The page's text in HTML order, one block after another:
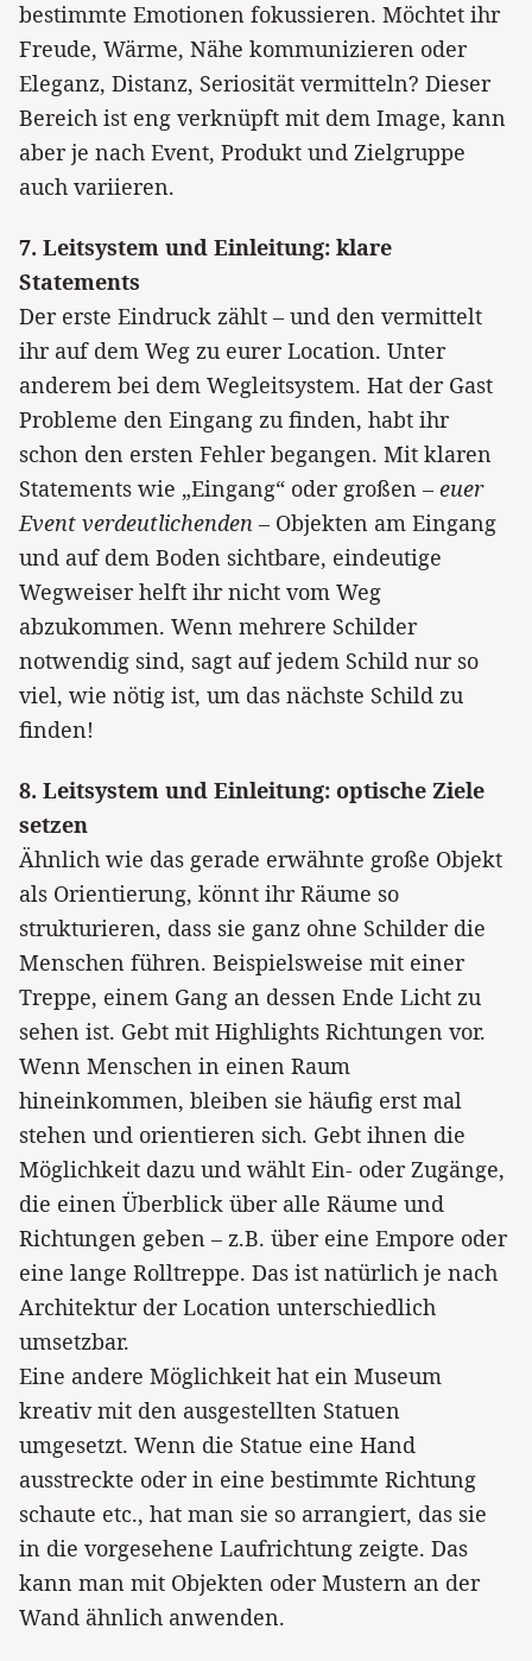
bestimmte Emotionen fokussieren. Möchtet ihr
Freude, Wärme, Nähe kommunizieren oder
Eleganz, Distanz, Seriosität vermitteln? Dieser
Bereich ist eng verknüpft mit dem Image, kann
aber je nach Event, Produkt und Zielgruppe
auch variieren.
7. Leitsystem und Einleitung: klare
Statements
Der erste Eindruck zählt – und den vermittelt
ihr auf dem Weg zu eurer Location. Unter
anderem bei dem Wegleitsystem. Hat der Gast
Probleme den Eingang zu finden, habt ihr
schon den ersten Fehler begangen. Mit klaren
Statements wie „Eingang“ oder großen – euer
Event verdeutlichenden – Objekten am Eingang
und auf dem Boden sichtbare, eindeutige
Wegweiser helft ihr nicht vom Weg
abzukommen. Wenn mehrere Schilder
notwendig sind, sagt auf jedem Schild nur so
viel, wie nötig ist, um das nächste Schild zu
finden!
8. Leitsystem und Einleitung: optische Ziele
setzen
Ähnlich wie das gerade erwähnte große Objekt
als Orientierung, könnt ihr Räume so
strukturieren, dass sie ganz ohne Schilder die
Menschen führen. Beispielsweise mit einer
Treppe, einem Gang an dessen Ende Licht zu
sehen ist. Gebt mit Highlights Richtungen vor.
Wenn Menschen in einen Raum
hineinkommen, bleiben sie häufig erst mal
stehen und orientieren sich. Gebt ihnen die
Möglichkeit dazu und wählt Ein- oder Zugänge,
die einen Überblick über alle Räume und
Richtungen geben – z.B. über eine Empore oder
eine lange Rolltreppe. Das ist natürlich je nach
Architektur der Location unterschiedlich
umsetzbar.
Eine andere Möglichkeit hat ein Museum
kreativ mit den ausgestellten Statuen
umgesetzt. Wenn die Statue eine Hand
ausstreckte oder in eine bestimmte Richtung
schaute etc., hat man sie so arrangiert, das sie
in die vorgesehene Laufrichtung zeigte. Das
kann man mit Objekten oder Mustern an der
Wand ähnlich anwenden.